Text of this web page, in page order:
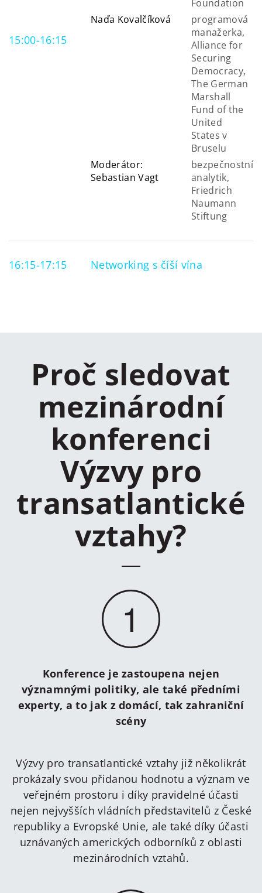
15:00-16:15
Foundation
Naďa Kovalčíková
programová
manažerka,
Alliance for
Securing
Democracy,
The German
Marshall
Fund of the
United
States v
Bruselu
Moderátor:
Sebastian Vagt
bezpečnostní
analytik,
Friedrich
Naumann
Stiftung
16:15-17:15 Networking s číší vína
Proč sledovat
mezinárodní
konferenci
Výzvy pro
transatlantické
vztahy?
1
Konference je zastoupena nejen
významnými politiky, ale také předními
experty, a to jak z domácí, tak zahraniční
scény
Výzvy pro transatlantické vztahy již několikrát
prokázaly svou přidanou hodnotu a význam ve
veřejném prostoru i díky pravidelné účasti
nejen nejvyšších vládních představitelů z České
republiky a Evropské Unie, ale také díky účasti
uznávaných amerických odborníků z oblasti
mezinárodních vztahů.